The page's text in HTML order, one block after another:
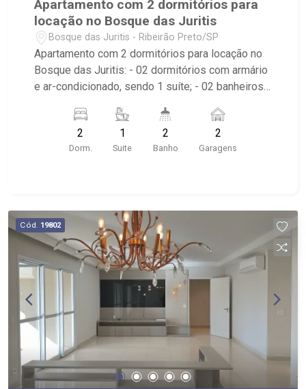
Apartamento com 2 dormitórios para
locação no Bosque das Juritis
Bosque das Juritis - Ribeirão Preto/SP
Apartamento com 2 dormitórios para locação no
Bosque das Juritis: - 02 dormitórios com armário
e ar-condicionado, sendo 1 suíte; - 02 banheiros;
- Sacada; - Condomínio com portaria remota,
Varanda Gourmet, Espaço Gourmet (Salão de
festas equipado) e Churrasqueira; - Localizado
2
Dorm.
1
Suite
2
Banho
2
Garagens
Cód. 19802